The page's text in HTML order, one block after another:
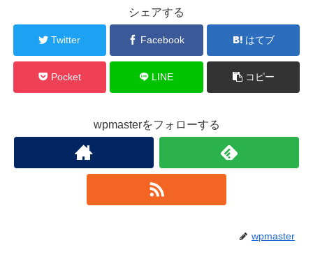
シェアする
Twitter Facebook はてブ
Pocket LINE コピー
wpmasterをフォローする
wpmaster